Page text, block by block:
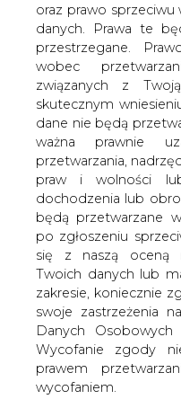
oraz prawo
danych. Prawa te
przestrzegane.
wobec
związanych z
skutecznym
dane nie będą
ważna prawnie
przetwarzania,
praw i wolności
dochodzenia lub
będą przetwarzane
po zgłoszeniu
się z naszą oceną
Twoich danych lub
zakresie, koniecznie
swoje zastrzeżenia
Danych
Wycofanie zgody
prawem
wycofaniem.
Stanowisko
przejęcia Grupy
W nawiązaniu
Grzegorza
prezydenta
oraz
nich
przejęcie Lotosu
żaden sposób
lokalnych
napisał Orlen w
PKN zwrócił uwagę,